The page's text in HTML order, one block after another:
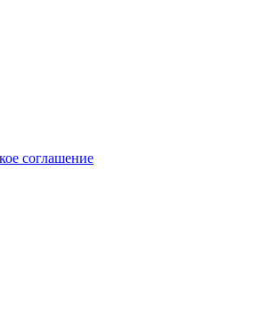
соглашение